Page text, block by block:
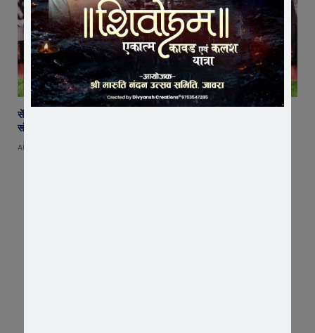
सेंट पॉल्स कॉन्वेंट स्कूल में छात्र परिषद का शपथ ग्रहण समारोह गरिमामय माहौल में
संपन्न
AUGUST 5, 2026